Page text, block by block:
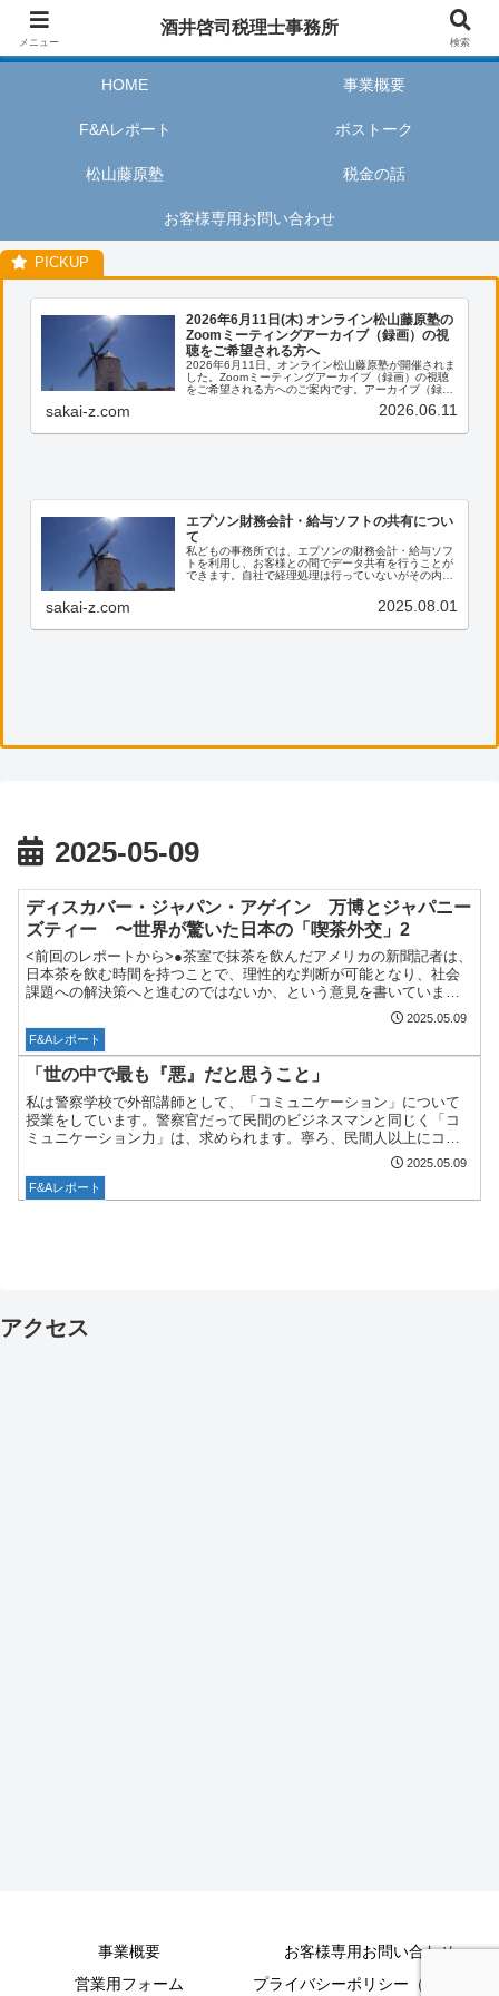
酒井啓司税理士事務所は、お客様が私たちのサービスを利用するときに、安心
HOME 事業概要
F&Aレポート ボストーク
松山藤原塾 税金の話
お客様専用お問い合わせ
2026年6月11日(木) オンライン松山藤原塾の
Zoomミーティングアーカイブ（録画）の視
聴をご希望される方へ
2026年6月11日、オンライン松山藤原塾が開催されま
した。Zoomミーティングアーカイブ（録画）の視聴
をご希望される方へのご案内です。アーカイブ（録
わせより、「松山藤原塾アーカイブ（録画）の...
sakai-z.com 2026.06.11
エプソン財務会計・給与ソフトの共有につい
て
私どもの事務所では、エプソンの財務会計・給与ソフ
トを利用し、お客様との間でデータ共有を行うことが
できます。自社で経理処理は行っていないがその内容
望がございましたら、ぜひ私共までご連絡ください。
sakai-z.com 2025.08.01
2025-05-09
ディスカバー・ジャパン・アゲイン 万博とジャパニー
ズティー 〜世界が驚いた日本の「喫茶外交」2
<前回のレポートから>●茶室で抹茶を飲んだアメリカの新聞記者は、
日本茶を飲む時間を持つことで、理性的な判断が可能となり、社会
課題への解決策へと進むのではないか、という意見を書いていま
す。現代と同じかそれ以上に、日本茶の文化が海外で評価され、...
2025.05.09
F&Aレポート
「世の中で最も『悪』だと思うこと」
私は警察学校で外部講師として、「コミュニケーション」について
授業をしています。警察官だって民間のビジネスマンと同じく「コ
ミュニケーション力」は、求められます。寧ろ、民間人以上にコミ
ュニケーション力が必要となることもあるでしょう。 コミュニ
ケ...
2025.05.09
F&Aレポート
アクセス
事業概要
お客様専用お問い合わせ
営業用フォーム
プライバシーポリシー（個人情報
メニュー
酒井啓司税理士事務所
検索